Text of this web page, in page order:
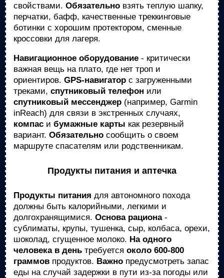
свойствами. Обязательно взять теплую шапку,
перчатки, бафф, качественные треккинговые
ботинки с хорошим протектором, сменные
кроссовки для лагеря.
Навигационное оборудование - критически
важная вещь на плато, где нет троп и
ориентиров. GPS-навигатор с загруженными
треками, спутниковый телефон или
спутниковый мессенджер (например, Garmin
inReach) для связи в экстренных случаях,
компас и бумажные карты как резервный
вариант. Обязательно сообщить о своем
маршруте спасателям или родственникам.
Продукты питания и аптечка
Продукты питания для автономного похода
должны быть калорийными, легкими и
долгохранящимися. Основа рациона-
сублиматы, крупы, тушенка, сыр, колбаса, орехи,
шоколад, сгущенное молоко. На одного
человека в день требуется около 600-800
граммов продуктов. Важно предусмотреть запас
еды на случай задержки в пути из-за погоды или